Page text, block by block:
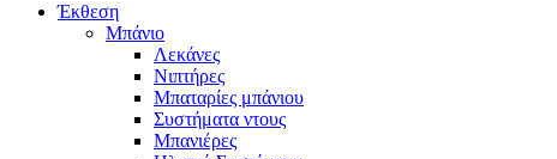
Έκθεση
Μπάνιο
Λεκάνες
Νιπτήρες
Μπαταρίες μπάνιου
Συστήματα ντους
Μπανιέρες